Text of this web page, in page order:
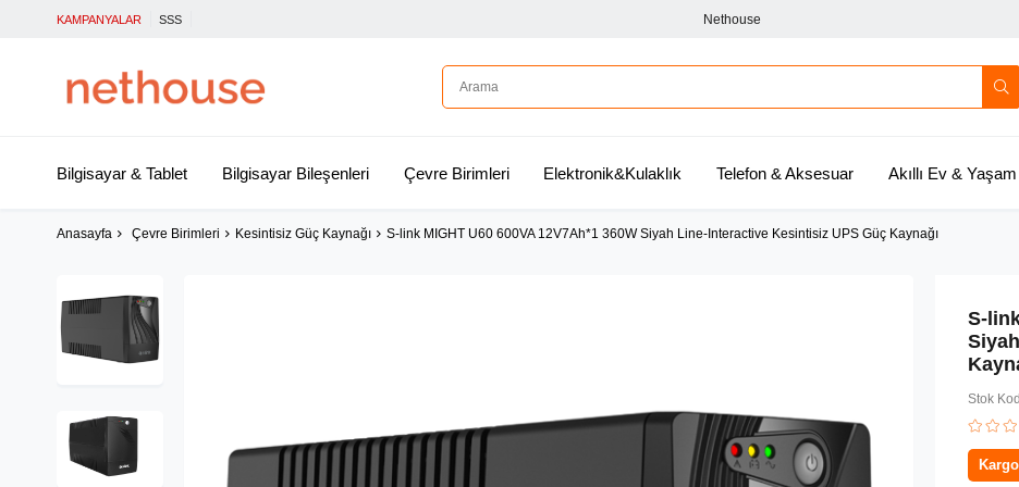
KAMPANYALAR SSS Nethouse
Bilgisayar & Tablet Bilgisayar Bileşenleri Çevre Birimleri Elektronik&Kulaklık Telefon & Aksesuar Akıllı Ev & Yaşam
Anasayfa Çevre Birimleri Kesintisiz Güç Kaynağı S-link MIGHT U60 600VA 12V7Ah*1 360W Siyah Line-Interactive Kesintisiz UPS Güç Kaynağı
S-
Stok